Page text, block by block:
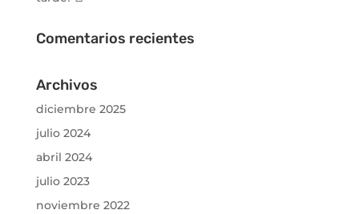
Comentarios recientes
Archivos
diciembre 2025
julio 2024
abril 2024
julio 2023
noviembre 2022